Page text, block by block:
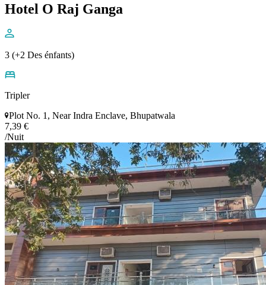
Hotel O Raj Ganga
3 (+2 Des énfants)
Tripler
Plot No. 1, Near Indra Enclave, Bhupatwala
7,39 €
/Nuit